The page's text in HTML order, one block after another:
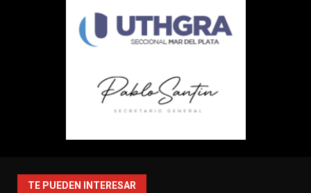
TE PUEDEN INTERESAR